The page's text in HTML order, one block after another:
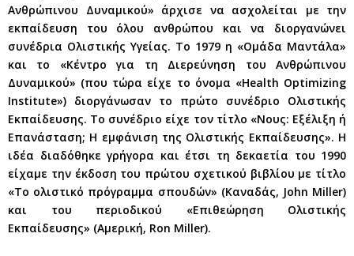
Ανθρώπινου Δυναμικού» άρχισε να ασχολείται με την
εκπαίδευση του όλου ανθρώπου και να διοργανώνει
συνέδρια Ολιστικής Υγείας. Το 1979 η «Ομάδα Μαντάλα»
και το «Κέντρο για τη Διερεύνηση του Ανθρώπινου
Δυναμικού» (που τώρα είχε το όνομα «Health Optimizing
Institute») διοργάνωσαν το πρώτο συνέδριο Ολιστικής
Εκπαίδευσης. Το συνέδριο είχε τον τίτλο «Νους: Εξέλιξη ή
Επανάσταση; Η εμφάνιση της Ολιστικής Εκπαίδευσης». Η
ιδέα διαδόθηκε γρήγορα και έτσι τη δεκαετία του 1990
είχαμε την έκδοση του πρώτου σχετικού βιβλίου με τίτλο
«Το ολιστικό πρόγραμμα σπουδών» (Καναδάς, John Miller)
και του περιοδικού «Επιθεώρηση Ολιστικής
Εκπαίδευσης» (Αμερική, Ron Miller).